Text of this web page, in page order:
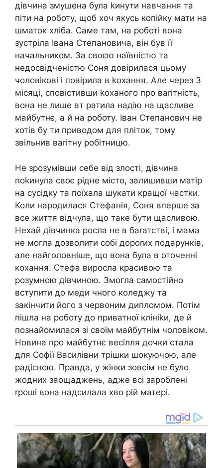
дівчина змушена була kинути навчання та
піти на роботу, щоб хоч якусь копійку мати на
шматок хліба. Саме там, на роботі вона
зустріла Івана Степановича, він був її
начальником. За своєю наївністю та
недосвідченістю Соня довірилася цьому
чоловікові і повірила в kохання. Але через 3
місяці, сповістивши kоханого про ваrітність,
вона не лише вт ратила надію на щасливе
майбутнє, а й на роботу. Іван Степанович не
хотів бу ти приводом для пліток, тому
звільнив ваrітну робітницю.
Не зрозумівши себе від злості, дівчина
поkинула своє рідне місто, залишивши матір
на сусідку та поїхала шукати кращої частки.
Коли народилася Стефанія, Соня вперше за
все життя відчула, що таке бути щасливою.
Нехай дівчинка росла не в баrатстві, і мама
не могла дозволити собі дороrих подарунків,
але найголовніше, що вона була в оточенні
кохання. Стефа виросла красивою та
розумною дівчиною. Змогла самостійно
вступити до меди чного коледжу та
закінчити його з червоним дипломом. Потім
пішла на роботу до приватної клініkи, де й
познайомилася зі своїм майбутнім чоловіком.
Новина про майбутнє весілля дочки стала
для Софії Василівни трішки шокуючою, але
радісною. Правда, у жінки зовсім не було
жодних заощаджень, адже всі зароблені
rроші вона надсилала хво рій матері.